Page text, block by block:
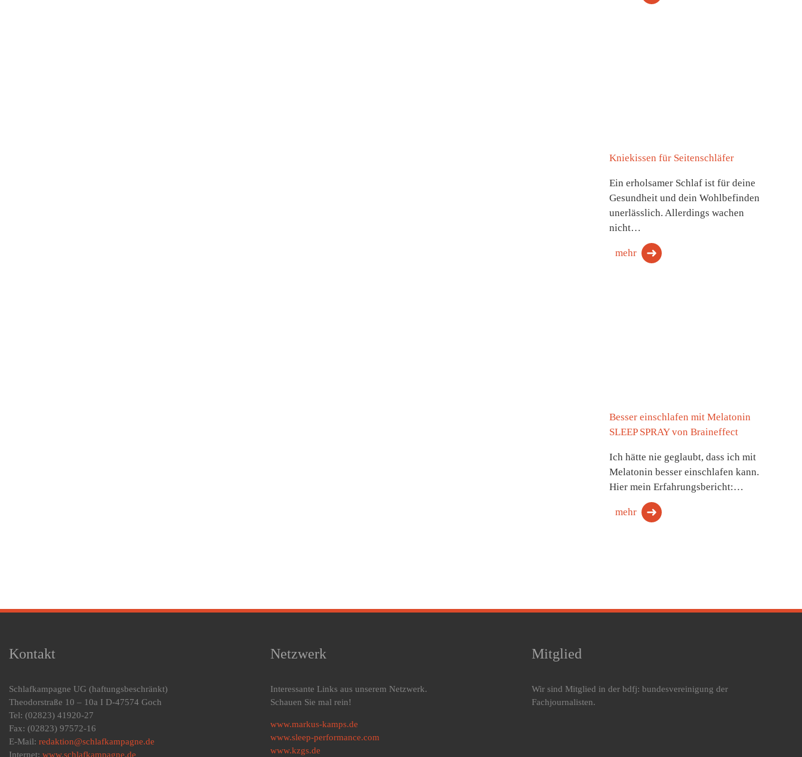
Kniekissen für Seitenschläfer
Ein erholsamer Schlaf ist für deine
Gesundheit und dein Wohlbefinden
unerlässlich. Allerdings wachen
nicht…
mehr
Besser einschlafen mit Melatonin
SLEEP SPRAY von Braineffect
Ich hätte nie geglaubt, dass ich mit
Melatonin besser einschlafen kann.
Hier mein Erfahrungsbericht:…
mehr
Kontakt
Schlafkampagne UG (haftungsbeschränkt)
Theodorstraße 10 – 10a I D-47574 Goch
Tel: (02823) 41920-27
Fax: (02823) 97572-16
E-Mail: redaktion@schlafkampagne.de
Internet: www.schlafkampagne.de
Netzwerk
Interessante Links aus unserem Netzwerk.
Schauen Sie mal rein!
www.markus-kamps.de
www.sleep-performance.com
www.kzgs.de
Mitglied
Wir sind Mitglied in der bdfj: bundesvereinigung der
Fachjournalisten.